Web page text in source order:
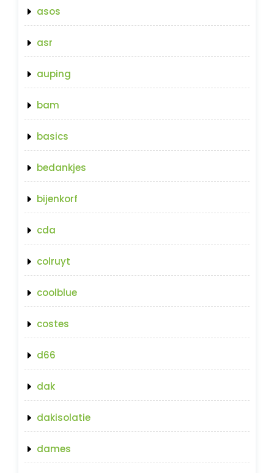
asos
asr
auping
bam
basics
bedankjes
bijenkorf
cda
colruyt
coolblue
costes
d66
dak
dakisolatie
dames